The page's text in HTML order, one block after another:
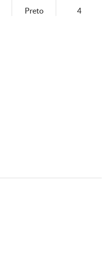
Preto 4